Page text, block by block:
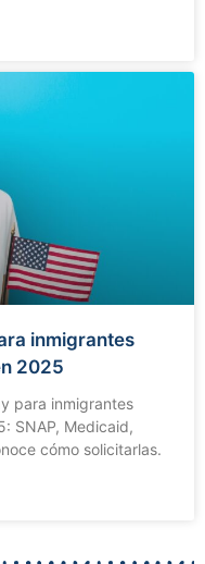
inmigrantes
2025
para inmigrantes
SNAP, Medicaid,
cómo solicitarlas.